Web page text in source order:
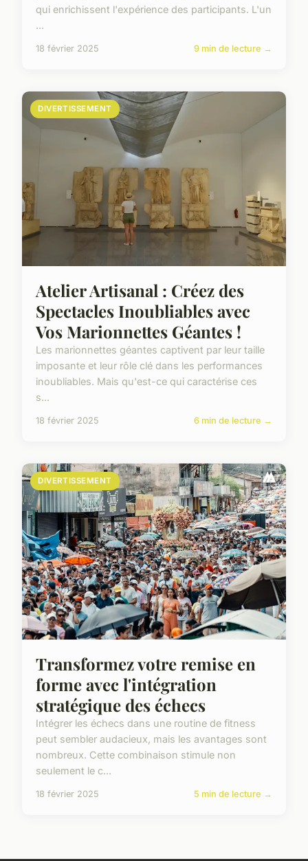
qui enrichissent l'expérience des participants. L'un
...
18 février 2025 9 min de lecture →
DIVERTISSEMENT
Atelier Artisanal : Créez des
Spectacles Inoubliables avec
Vos Marionnettes Géantes !
Les marionnettes géantes captivent par leur taille
imposante et leur rôle clé dans les performances
inoubliables. Mais qu'est-ce qui caractérise ces
s...
18 février 2025 6 min de lecture →
DIVERTISSEMENT
Transformez votre remise en
forme avec l'intégration
stratégique des échecs
Intégrer les échecs dans une routine de fitness
peut sembler audacieux, mais les avantages sont
nombreux. Cette combinaison stimule non
seulement le c...
18 février 2025 5 min de lecture →